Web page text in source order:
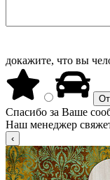
докажите, что вы
Спасибо за Ваше
Наш менеджер